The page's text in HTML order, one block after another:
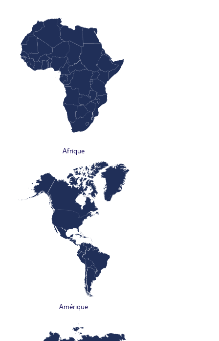
Afrique
Amérique